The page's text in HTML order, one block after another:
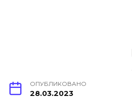
ОПУБЛИКОВАНО
28.03.2023